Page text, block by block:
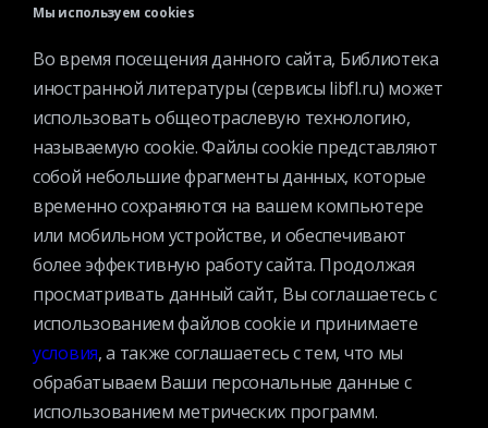
Контактная информация
Вакансии
Услуги
История библиотеки
Спецпроекты
Премии
Официальные документы
Противодействие коррупции
Противодействие экстремизму
Ученый совет
Организационная структура
Мы используем cookies
Во время посещения данного сайта, Библиотека
иностранной литературы (сервисы libfl.ru) может
использовать общеотраслевую технологию,
называемую cookie. Файлы cookie представляют
собой небольшие фрагменты данных, которые
временно сохраняются на вашем компьютере
или мобильном устройстве, и обеспечивают
более эффективную работу сайта. Продолжая
просматривать данный сайт, Вы соглашаетесь с
использованием файлов cookie и принимаете
условия, а также соглашаетесь с тем, что мы
обрабатываем Ваши персональные данные с
использованием метрических программ.